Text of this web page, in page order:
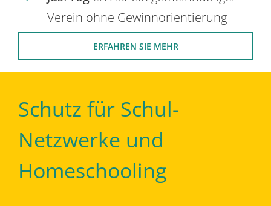
Verein ohne Gewinnorientierung
ERFAHREN SIE MEHR
Schutz für Schul-
Netzwerke und
Homeschooling